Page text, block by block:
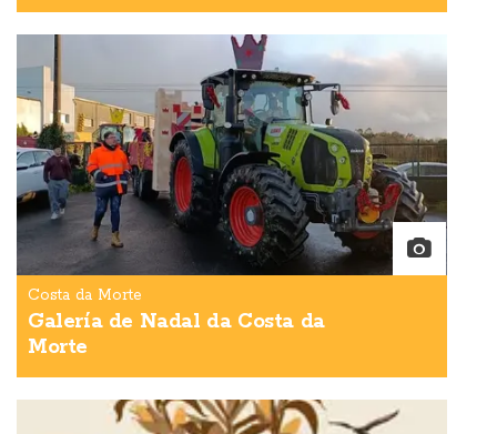
Costa da Morte
Galería de Nadal da Costa da
Morte